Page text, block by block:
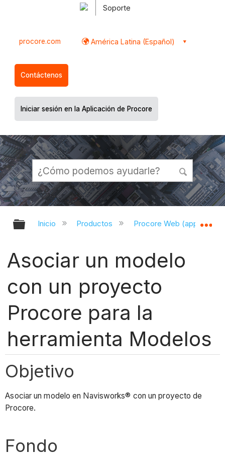
Soporte
procore.com América Latina (Español)
Contáctenos
Iniciar sesión en la Aplicación de Procore
Expandir/contraer jerarquía global
Inicio Productos Procore Web
Asociar un modelo
con un proyecto
Procore para la
herramienta Modelos
Objetivo
Asociar un modelo en Navisworks® con un proyecto de
Procore.
Fondo